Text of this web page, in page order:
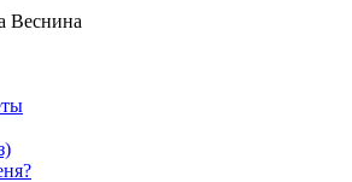
Веснина